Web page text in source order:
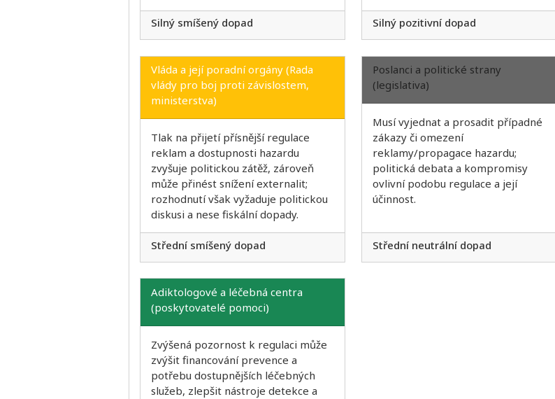
Silný smíšený dopad Silný pozitivní dopad
Vláda a její poradní orgány (Rada
vlády pro boj proti závislostem,
ministerstva)
Tlak na přijetí přísnější regulace
reklam a dostupnosti hazardu
zvyšuje politickou zátěž, zároveň
může přinést snížení externalit;
rozhodnutí však vyžaduje politickou
diskusi a nese fiskální dopady.
Střední smíšený dopad
Poslanci a politické strany
(legislativa)
Musí vyjednat a prosadit případné
zákazy či omezení
reklamy/propagace hazardu;
politická debata a kompromisy
ovlivní podobu regulace a její
účinnost.
Střední neutrální dopad
Adiktologové a léčebná centra
(poskytovatelé pomoci)
Zvýšená pozornost k regulaci může
zvýšit financování prevence a
potřebu dostupnějších léčebných
služeb, zlepšit nástroje detekce a